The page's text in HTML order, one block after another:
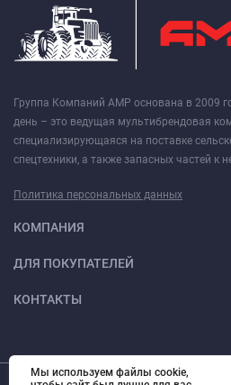
Группа Компаний АМР основана в 2009
день – это ведущая мультибрендовая
специализирующаяся на поставке
спецтехники, а также запасных частей к
Политика персональных данных
КОМПАНИЯ
ДЛЯ ПОКУПАТЕЛЕЙ
КОНТАКТЫ
Мы используем файлы cookie,